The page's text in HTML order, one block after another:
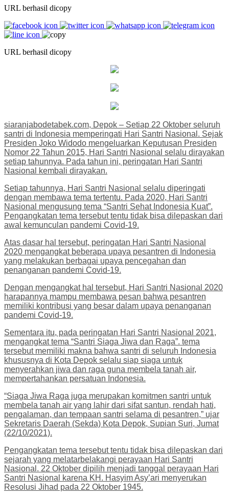
URL berhasil dicopy
URL berhasil dicopy
siaranjabodetabek.com, Depok – Setiap 22 Oktober seluruh
santri di Indonesia memperingati Hari Santri Nasional. Sejak
Presiden Joko Widodo mengeluarkan Keputusan Presiden
Nomor 22 Tahun 2015, Hari Santri Nasional selalu dirayakan
setiap tahunnya. Pada tahun ini, peringatan Hari Santri
Nasional kembali dirayakan.
Setiap tahunnya, Hari Santri Nasional selalu diperingati
dengan membawa tema tertentu. Pada 2020, Hari Santri
Nasional mengusung tema “Santri Sehat Indonesia Kuat”.
Pengangkatan tema tersebut tentu tidak bisa dilepaskan dari
awal kemunculan pandemi Covid-19.
Atas dasar hal tersebut, peringatan Hari Santri Nasional
2020 mengangkat beberapa upaya pesantren di Indonesia
yang melakukan berbagai upaya pencegahan dan
penanganan pandemi Covid-19.
Dengan mengangkat hal tersebut, Hari Santri Nasional 2020
harapannya mampu membawa pesan bahwa pesantren
memiliki kontribusi yang besar dalam upaya penanganan
pandemi Covid-19.
Sementara itu, pada peringatan Hari Santri Nasional 2021,
mengangkat tema “Santri Siaga Jiwa dan Raga”. tema
tersebut memiliki makna bahwa santri di seluruh Indonesia
khususnya di Kota Depok selalu siap siaga untuk
menyerahkan jiwa dan raga guna membela tanah air,
mempertahankan persatuan Indonesia.
“Siaga Jiwa Raga juga merupakan komitmen santri untuk
membela tanah air yang lahir dari sifat santun, rendah hati,
pengalaman, dan tempaan santri selama di pesantren,” ujar
Sekretaris Daerah (Sekda) Kota Depok, Supian Suri, Jumat
(22/10/2021).
Pengangkatan tema tersebut tentu tidak bisa dilepaskan dari
sejarah yang melatarbelakangi perayaan Hari Santri
Nasional. 22 Oktober dipilih menjadi tanggal perayaan Hari
Santri Nasional karena KH. Hasyim Asy’ari menyerukan
Resolusi Jihad pada 22 Oktober 1945.